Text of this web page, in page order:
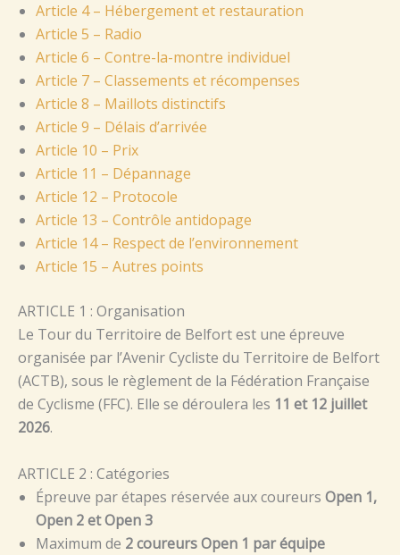
Article 4 – Hébergement et restauration
Article 5 – Radio
Article 6 – Contre-la-montre individuel
Article 7 – Classements et récompenses
Article 8 – Maillots distinctifs
Article 9 – Délais d’arrivée
Article 10 – Prix
Article 11 – Dépannage
Article 12 – Protocole
Article 13 – Contrôle antidopage
Article 14 – Respect de l’environnement
Article 15 – Autres points
ARTICLE 1 : Organisation
Le Tour du Territoire de Belfort est une épreuve
organisée par l’Avenir Cycliste du Territoire de Belfort
(ACTB), sous le règlement de la Fédération Française
de Cyclisme (FFC). Elle se déroulera les 11 et 12 juillet
2026.
ARTICLE 2 : Catégories
Épreuve par étapes réservée aux coureurs Open 1,
Open 2 et Open 3
Maximum de 2 coureurs Open 1 par équipe